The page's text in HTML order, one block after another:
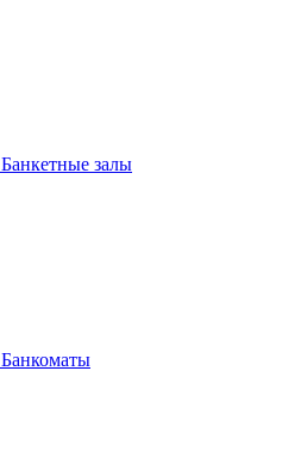
Банкетные залы
Банкоматы